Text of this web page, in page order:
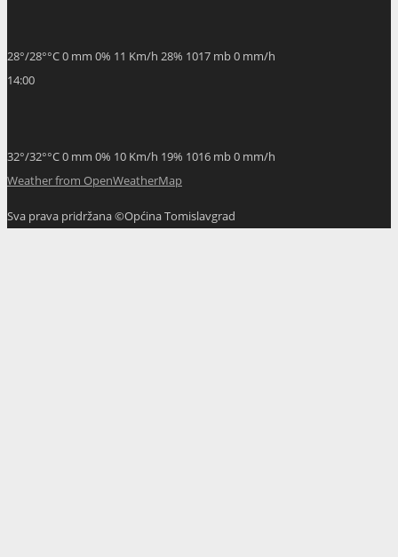
28°/28°°C0 mm 0% 11 Km/h 28% 1017 mb0 mm/h
14:00
32°/32°°C0 mm 0% 10 Km/h 19% 1016 mb0 mm/h
Weather from OpenWeatherMap
Sva prava pridržana ©Općina Tomislavgrad